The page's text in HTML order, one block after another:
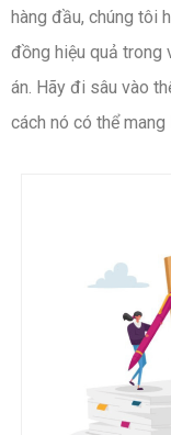
hàng đầu, chúng tôi
đồng hiệu quả trong
án. Hãy đi sâu vào
cách nó có thể